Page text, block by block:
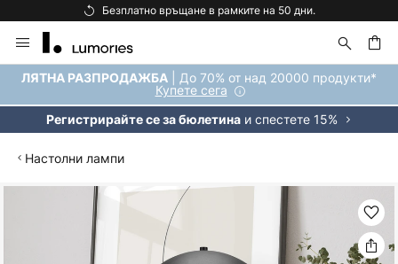
Безплатно връщане в рамките на 50 дни.
Прескачане
към
съдържанието
ЛЯТНА РАЗПРОДАЖБА | До 70% от над 20000 продукти*
Купете сега
Регистрирайте се за бюлетинаи спестете 15%
Настолни лампи